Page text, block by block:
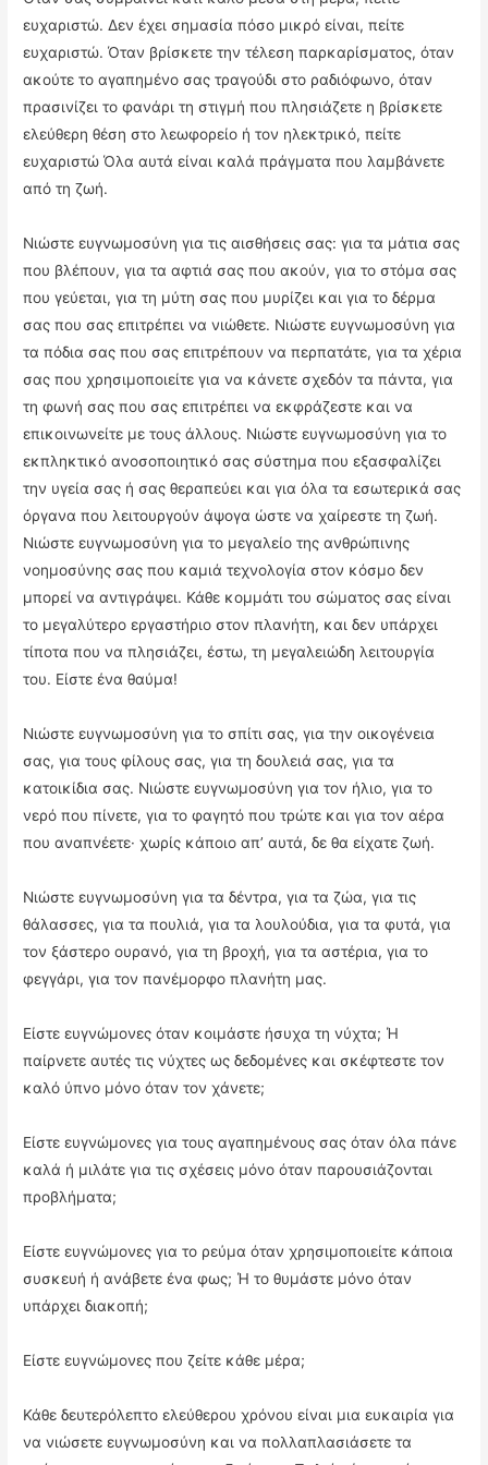
ευχαριστώ. Δεν έχει σημασία πόσο μικρό είναι, πείτε
ευχαριστώ. Όταν βρίσκετε την τέλεση παρκαρίσματος, όταν
ακούτε το αγαπημένο σας τραγούδι στο ραδιόφωνο, όταν
πρασινίζει το φανάρι τη στιγμή που πλησιάζετε η βρίσκετε
ελεύθερη θέση στο λεωφορείο ή τον ηλεκτρικό, πείτε
ευχαριστώ Όλα αυτά είναι καλά πράγματα που λαμβάνετε
από τη ζωή.
Νιώστε ευγνωμοσύνη για τις αισθήσεις σας: για τα μάτια σας
που βλέπουν, για τα αφτιά σας που ακούν, για το στόμα σας
που γεύεται, για τη μύτη σας που μυρίζει και για το δέρμα
σας που σας επιτρέπει να νιώθετε. Νιώστε ευγνωμοσύνη για
τα πόδια σας που σας επιτρέπουν να περπατάτε, για τα χέρια
σας που χρησιμοποιείτε για να κάνετε σχεδόν τα πάντα, για
τη φωνή σας που σας επιτρέπει να εκφράζεστε και να
επικοινωνείτε με τους άλλους. Νιώστε ευγνωμοσύνη για το
εκπληκτικό ανοσοποιητικό σας σύστημα που εξασφαλίζει
την υγεία σας ή σας θεραπεύει και για όλα τα εσωτερικά σας
όργανα που λειτουργούν άψογα ώστε να χαίρεστε τη ζωή.
Νιώστε ευγνωμοσύνη για το μεγαλείο της ανθρώπινης
νοημοσύνης σας που καμιά τεχνολογία στον κόσμο δεν
μπορεί να αντιγράψει. Κάθε κομμάτι του σώματος σας είναι
το μεγαλύτερο εργαστήριο στον πλανήτη, και δεν υπάρχει
τίποτα που να πλησιάζει, έστω, τη μεγαλειώδη λειτουργία
του. Είστε ένα θαύμα!
Νιώστε ευγνωμοσύνη για το σπίτι σας, για την οικογένεια
σας, για τους φίλους σας, για τη δουλειά σας, για τα
κατοικίδια σας. Νιώστε ευγνωμοσύνη για τον ήλιο, για το
νερό που πίνετε, για το φαγητό που τρώτε και για τον αέρα
που αναπνέετε· χωρίς κάποιο απ’ αυτά, δε θα είχατε ζωή.
Νιώστε ευγνωμοσύνη για τα δέντρα, για τα ζώα, για τις
θάλασσες, για τα πουλιά, για τα λουλούδια, για τα φυτά, για
τον ξάστερο ουρανό, για τη βροχή, για τα αστέρια, για το
φεγγάρι, για τον πανέμορφο πλανήτη μας.
Είστε ευγνώμονες όταν κοιμάστε ήσυχα τη νύχτα; Ή
παίρνετε αυτές τις νύχτες ως δεδομένες και σκέφτεστε τον
καλό ύπνο μόνο όταν τον χάνετε;
Είστε ευγνώμονες για τους αγαπημένους σας όταν όλα πάνε
καλά ή μιλάτε για τις σχέσεις μόνο όταν παρουσιάζονται
προβλήματα;
Είστε ευγνώμονες για το ρεύμα όταν χρησιμοποιείτε κάποια
συσκευή ή ανάβετε ένα φως; Ή το θυμάστε μόνο όταν
υπάρχει διακοπή;
Είστε ευγνώμονες που ζείτε κάθε μέρα;
Κάθε δευτερόλεπτο ελεύθερου χρόνου είναι μια ευκαιρία για
να νιώσετε ευγνωμοσύνη και να πολλαπλασιάσετε τα